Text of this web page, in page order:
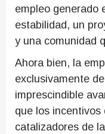
empleo generado
estabilidad, un
y una comunidad
Ahora bien, la
exclusivamente
imprescindible
que los incentivos
catalizadores de